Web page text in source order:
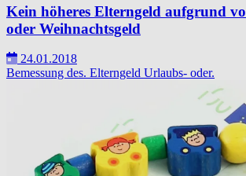
Kein höheres Elterngeld aufgrund
oder Weihnachtsgeld
24.01.2018
Bemessung des. Elterngeld Urlaubs- oder.